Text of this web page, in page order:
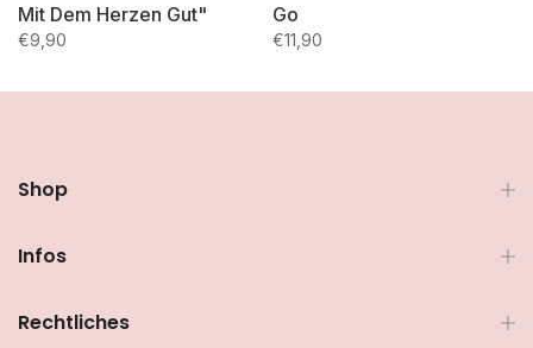
Mit Dem Herzen Gut"
€9,90
Go
€11,90
Shop
Infos
Rechtliches